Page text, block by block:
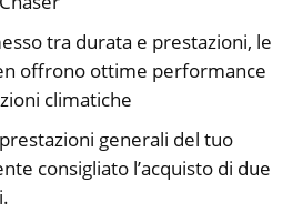
tra durata e prestazioni, le
offrono ottime performance
climatiche
generali del tuo
consigliato l’acquisto di due